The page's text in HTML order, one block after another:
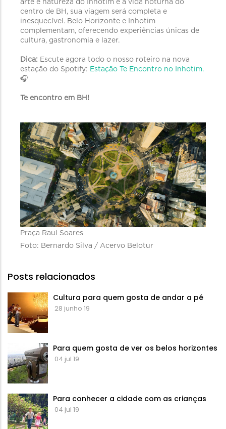
arte e natureza do Inhotim e a vida noturna do
centro de BH, sua viagem será completa e
inesquecível. Belo Horizonte e Inhotim
complementam, oferecendo experiências únicas de
cultura, gastronomia e lazer.
Dica: Escute agora todo o nosso roteiro na nova
estação do Spotify: Estação Te Encontro no Inhotim.
🎧
Te encontro em BH!
Praça Raul Soares
Foto: Bernardo Silva / Acervo Belotur
Posts relacionados
Cultura para quem gosta de andar a pé
28 junho 19
Para quem gosta de ver os belos horizontes
04 jul 19
Para conhecer a cidade com as crianças
04 jul 19